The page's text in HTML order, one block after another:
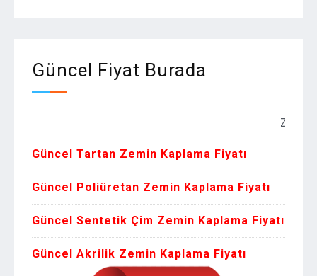
Güncel Fiyat Burada
Zemin
Güncel Tartan Zemin Kaplama Fiyatı
Güncel Poliüretan Zemin Kaplama Fiyatı
Güncel Sentetik Çim Zemin Kaplama Fiyatı
Güncel Akrilik Zemin Kaplama Fiyatı